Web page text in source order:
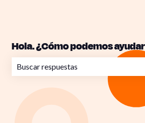
Hola. ¿Cómo podemos
No hay sugerencias porque el